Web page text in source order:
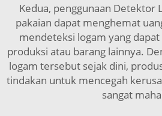
Kedua, penggunaan Detektor
pakaian dapat menghemat
mendeteksi logam yang
produksi atau barang lainnya.
logam tersebut sejak dini,
tindakan untuk mencegah
sangat